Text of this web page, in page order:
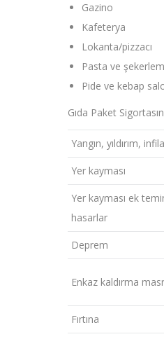
Gazino
Kafeterya
Lokanta/pizzacı
Pasta ve
Pide ve kebap
Gıda Paket
Yangın, yıldırım,
Yer kayması
Yer kayması ek
hasarlar
Deprem
Enkaz kaldırma
Fırtına